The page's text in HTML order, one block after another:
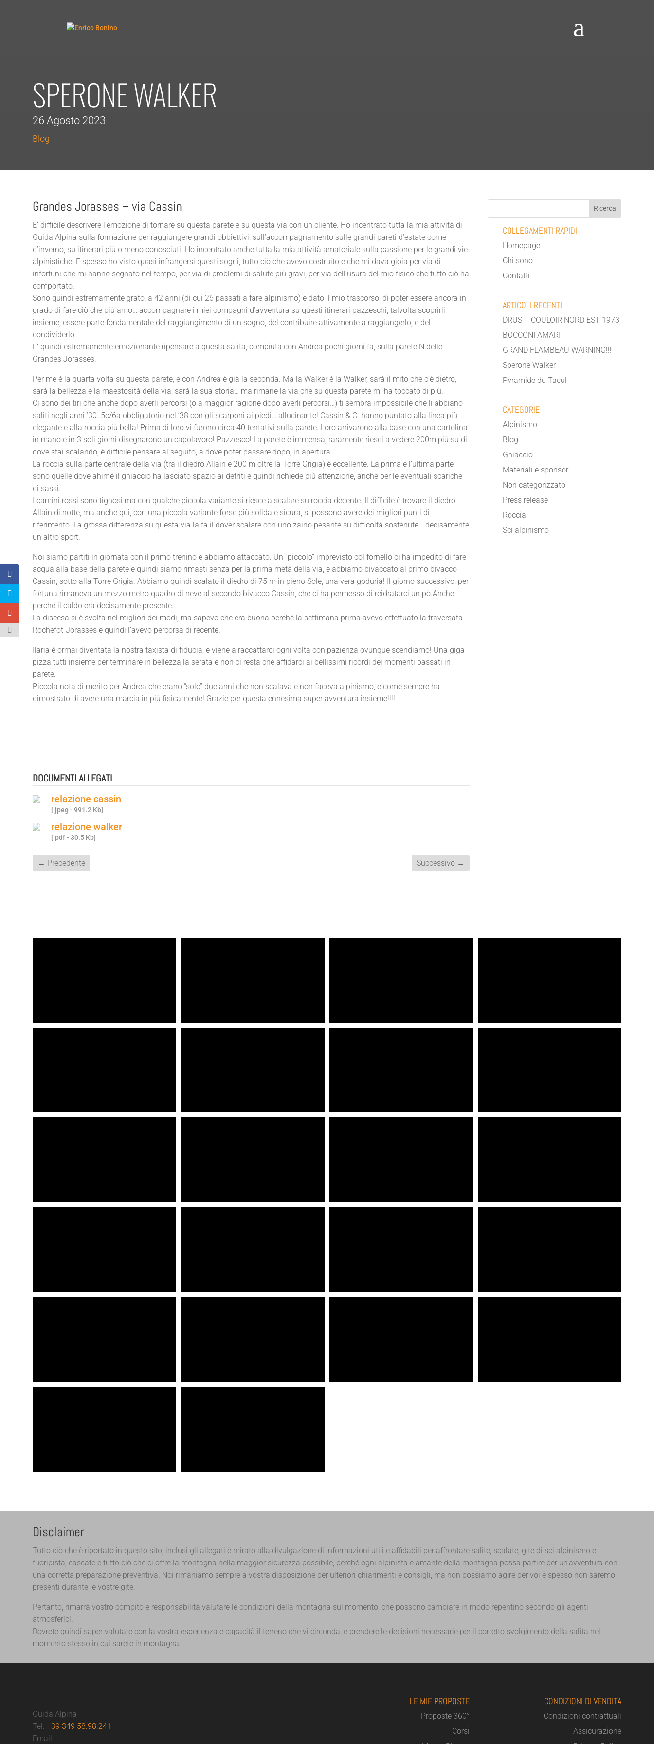
SPERONE WALKER
26 Agosto 2023
Blog
Grandes Jorasses – via Cassin
E’ difficile descrivere l’emozione di tornare su questa parete e su questa via con un cliente. Ho incentrato tutta la mia attività di
Guida Alpina sulla formazione per raggiungere grandi obbiettivi, sull’accompagnamento sulle grandi pareti d’estate come
d’inverno, su itinerari più o meno conosciuti. Ho incentrato anche tutta la mia attività amatoriale sulla passione per le grandi vie
alpinistiche. E spesso ho visto quasi infrangersi questi sogni, tutto ciò che avevo costruito e che mi dava gioia per via di
infortuni che mi hanno segnato nel tempo, per via di problemi di salute più gravi, per via dell’usura del mio fisico che tutto ciò ha
comportato.
Sono quindi estremamente grato, a 42 anni (di cui 26 passati a fare alpinismo) e dato il mio trascorso, di poter essere ancora in
grado di fare ciò che più amo… accompagnare i miei compagni d’avventura su questi itinerari pazzeschi, talvolta scoprirli
insieme, essere parte fondamentale del raggiungimento di un sogno, del contribuire attivamente a raggiungerlo, e del
condividerlo.
E’ quindi estremamente emozionante ripensare a questa salita, compiuta con Andrea pochi giorni fa, sulla parete N delle
Grandes Jorasses.
Per me è la quarta volta su questa parete, e con Andrea è già la seconda. Ma la Walker è la Walker, sarà il mito che c’è dietro,
sarà la bellezza e la maestosità della via, sarà la sua storia… ma rimane la via che su questa parete mi ha toccato di più.
Ci sono dei tiri che anche dopo averli percorsi (o a maggior ragione dopo averli percorsi…) ti sembra impossibile che li abbiano
saliti negli anni ’30. 5c/6a obbligatorio nel ’38 con gli scarponi ai piedi… allucinante! Cassin & C. hanno puntato alla linea più
elegante e alla roccia più bella! Prima di loro vi furono circa 40 tentativi sulla parete. Loro arrivarono alla base con una cartolina
in mano e in 3 soli giorni disegnarono un capolavoro! Pazzesco! La parete è immensa, raramente riesci a vedere 200m più su di
dove stai scalando, è difficile pensare al seguito, a dove poter passare dopo, in apertura.
La roccia sulla parte centrale della via (tra il diedro Allain e 200 m oltre la Torre Grigia) è eccellente. La prima e l’ultima parte
sono quelle dove ahimé il ghiaccio ha lasciato spazio ai detriti e quindi richiede più attenzione, anche per le eventuali scariche
di sassi.
I camini rossi sono tignosi ma con qualche piccola variante si riesce a scalare su roccia decente. Il difficile è trovare il diedro
Allain di notte, ma anche qui, con una piccola variante forse più solida e sicura, si possono avere dei migliori punti di
riferimento. La grossa differenza su questa via la fa il dover scalare con uno zaino pesante su difficoltà sostenute… decisamente
un altro sport.
Noi siamo partiti in giornata con il primo trenino e abbiamo attaccato. Un “piccolo” imprevisto col fornello ci ha impedito di fare
acqua alla base della parete e quindi siamo rimasti senza per la prima metà della via, e abbiamo bivaccato al primo bivacco
Cassin, sotto alla Torre Grigia. Abbiamo quindi scalato il diedro di 75 m in pieno Sole, una vera goduria! Il giorno successivo, per
fortuna rimaneva un mezzo metro quadro di neve al secondo bivacco Cassin, che ci ha permesso di reidratarci un pò.Anche
perché il caldo era decisamente presente.
La discesa si è svolta nel migliori dei modi, ma sapevo che era buona perché la settimana prima avevo effettuato la traversata
Rochefot-Jorasses e quindi l’avevo percorsa di recente.
Ilaria è ormai diventata la nostra taxista di fiducia, e viene a raccattarci ogni volta con pazienza ovunque scendiamo! Una giga
pizza tutti insieme per terminare in bellezza la serata e non ci resta che affidarci ai bellissimi ricordi dei momenti passati in
parete.
Piccola nota di merito per Andrea che erano “solo” due anni che non scalava e non faceva alpinismo, e come sempre ha
dimostrato di avere una marcia in più fisicamente! Grazie per questa ennesima super avventura insieme!!!!
DOCUMENTI ALLEGATI
relazione cassin
[.jpeg - 991.2 Kb]
relazione walker
[.pdf - 30.5 Kb]
← Precedente Successivo →
COLLEGAMENTI RAPIDI
Homepage
Chi sono
Contatti
ARTICOLI RECENTI
DRUS – COULOIR NORD EST 1973
BOCCONI AMARI
GRAND FLAMBEAU WARNING!!!
Sperone Walker
Pyramide du Tacul
CATEGORIE
Alpinismo
Blog
Ghiaccio
Materiali e sponsor
Non categorizzato
Press release
Roccia
Sci alpinismo
Disclaimer
Tutto ciò che è riportato in questo sito, inclusi gli allegati è mirato alla divulgazione di informazioni utili e affidabili per affrontare salite, scalate, gite di sci alpinismo e
fuoripista, cascate e tutto ciò che ci offre la montagna nella maggior sicurezza possibile, perché ogni alpinista e amante della montagna possa partire per un’avventura con
una corretta preparazione preventiva. Noi rimaniamo sempre a vostra disposizione per ulteriori chiarimenti e consigli, ma non possiamo agire per voi e spesso non saremo
presenti durante le vostre gite.
Pertanto, rimarrà vostro compito e responsabilità valutare le condizioni della montagna sul momento, che possono cambiare in modo repentino secondo gli agenti
atmosferici.
Dovrete quindi saper valutare con la vostra esperienza e capacità il terreno che vi circonda, e prendere le decisioni necessarie per il corretto svolgimento della salita nel
momento stesso in cui sarete in montagna.
Guida Alpina
Tel.+39 349 58.98.241
Email
LE MIE PROPOSTE
Proposte 360°
Corsi
CONDIZIONI DI VENDITA
Condizioni contrattuali
Assicurazione